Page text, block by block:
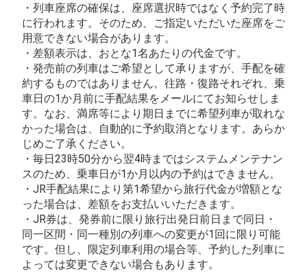
こだま960号
15:54 20:25 普通車
空席
+0円
こだま962号
16:54 21:18 普通車
座席表
こだま966号
17:55 22:20 普通車
座席表
空席
+0円
こだま970号
・列車座席の確保は、座席選択時ではなく予約完了時
に行われます。そのため、ご指定いただいた座席をご
用意できない場合があります。
・差額表示は、おとな1名あたりの代金です。
・発売前の列車はご希望として承りますが、手配を確
約するものではありません。往路・復路それぞれ、乗
車日の1か月前に手配結果をメールにてお知らせしま
す。なお、満席等により期日までに希望列車が取れな
かった場合は、自動的に予約取消となります。あらか
じめご了承ください。
・毎日23時50分から翌4時まではシステムメンテナン
スのため、乗車日が1か月以内の予約はできません。
・JR手配結果により第1希望から旅行代金が増額とな
った場合は、差額をお支払いいただきます。
・JR券は、発券前に限り旅行出発日前日まで同日・
同一区間・同一種別の列車への変更が1回に限り可能
です。但し、限定列車利用の場合等、予約した列車に
よっては変更できない場合もあります。